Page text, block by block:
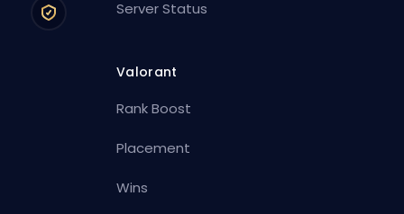
Server Status
Valorant
Rank Boost
Placement
Wins